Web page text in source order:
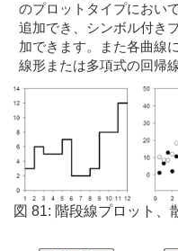
のプロットタイプにおい
追加でき、シンボル付き
加できます。また各曲線
線形または多項式の回帰
図 81: 階段線プロット、